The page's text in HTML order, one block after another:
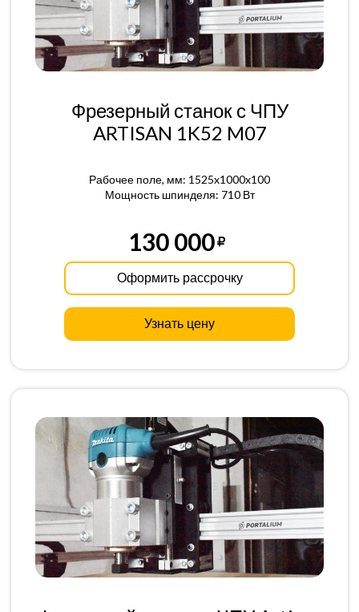
Фрезерный станок с ЧПУ
ARTISAN 1K52 M07
Рабочее поле, мм: 1525x1000x100
Мощность шпинделя: 710 Вт
130 000
Оформить рассрочку
Узнать цену